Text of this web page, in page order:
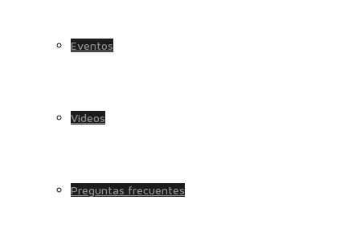
Eventos
Videos
Preguntas frecuentes